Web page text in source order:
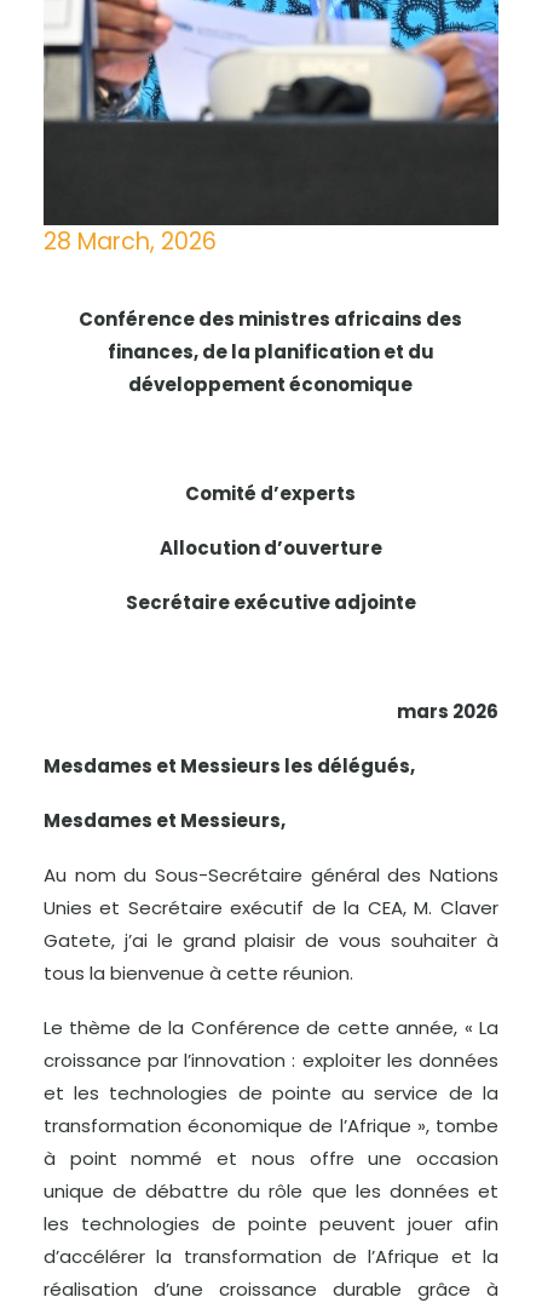
28 March, 2026
Conférence des ministres africains des
finances, de la planification et du
développement économique
Comité d’experts
Allocution d’ouverture
Secrétaire exécutive adjointe
mars 2026
Mesdames et Messieurs les délégués,
Mesdames et Messieurs,
Au nom du Sous-Secrétaire général des Nations
Unies et Secrétaire exécutif de la CEA, M. Claver
Gatete, j’ai le grand plaisir de vous souhaiter à
tous la bienvenue à cette réunion.
Le thème de la Conférence de cette année, « La
croissance par l’innovation : exploiter les données
et les technologies de pointe au service de la
transformation économique de l’Afrique », tombe
à point nommé et nous offre une occasion
unique de débattre du rôle que les données et
les technologies de pointe peuvent jouer afin
d’accélérer la transformation de l’Afrique et la
réalisation d’une croissance durable grâce à